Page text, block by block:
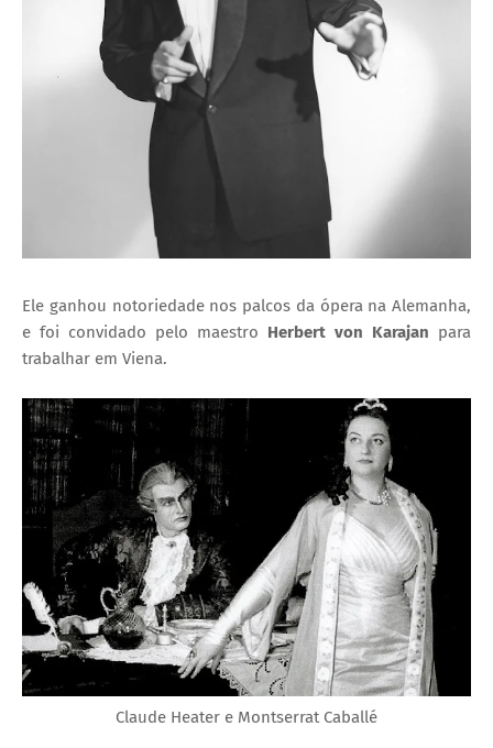
Ele ganhou notoriedade nos palcos da ópera na Alemanha,
e foi convidado pelo maestro Herbert von Karajan para
trabalhar em Viena.
Claude Heater e Montserrat Caballé